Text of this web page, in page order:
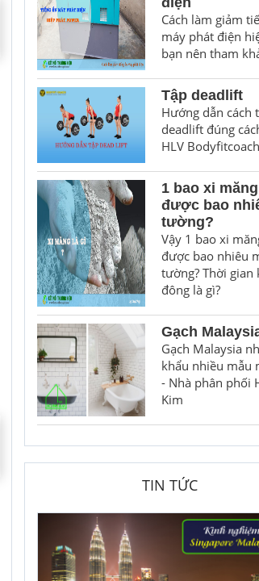
Cách làm giảm
máy phát điện
bạn nên tham
Tập deadlift
Hướng dẫn cách
deadlift đúng
HLV Bodyfitcoach
1 bao xi
được bao
tường?
Vậy 1 bao xi
được bao nhiêu
tường? Thời gian
đông là gì?
Gạch
Gạch Malaysia
khẩu nhiều mẫu
- Nhà phân phối
Kim
TIN TỨC